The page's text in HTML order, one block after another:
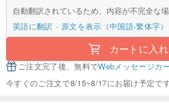
自動翻訳されているため、内容が不完全な場
英語に翻訳
原文を表示（中国語-繁体字）
カートに入
ご注文完了後、無料でWebメッセージカ
今すぐのご注文で8/15~8/17にお届け予定で